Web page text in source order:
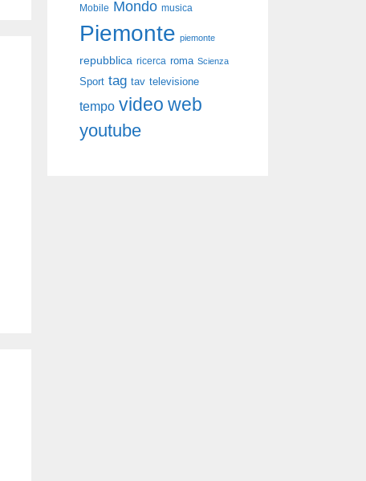
Mobile Mondo musica
Piemonte piemonte
repubblica ricerca roma Scienza
Sport tag tav televisione
tempo video web
youtube